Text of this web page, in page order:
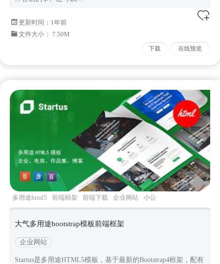
更新时间： 1年前
文件大小： 7.50M
下载 在线预览
多用途html5 前端框架 前端下载 企业网站
小公
司网站
大气多用途bootstrap模板前端框架
企业网站
Startus是多用途HTML5模板，基于最新的Bootstrap4框架，配有